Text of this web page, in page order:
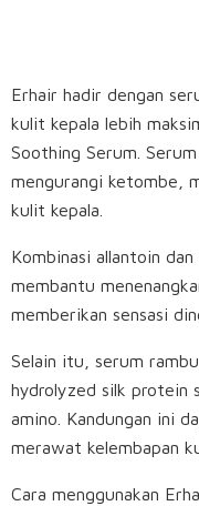
Erhair hadir dengan
kulit kepala lebih
Soothing Serum.
mengurangi ketombe,
kulit kepala.
Kombinasi allantoin
membantu
memberikan sensasi
Selain itu, serum
hydrolyzed silk protein
amino. Kandungan ini
merawat kelembapan
Cara menggunakan